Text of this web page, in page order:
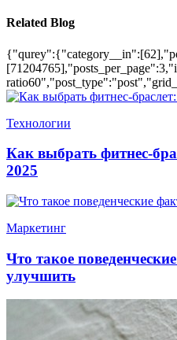
Related Blog
Технологии
Как выбрать фитнес-
2025
Маркетинг
Что такое
улучшить